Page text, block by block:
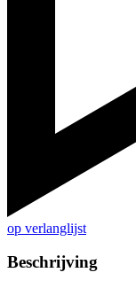
op verlanglijst
Beschrijving